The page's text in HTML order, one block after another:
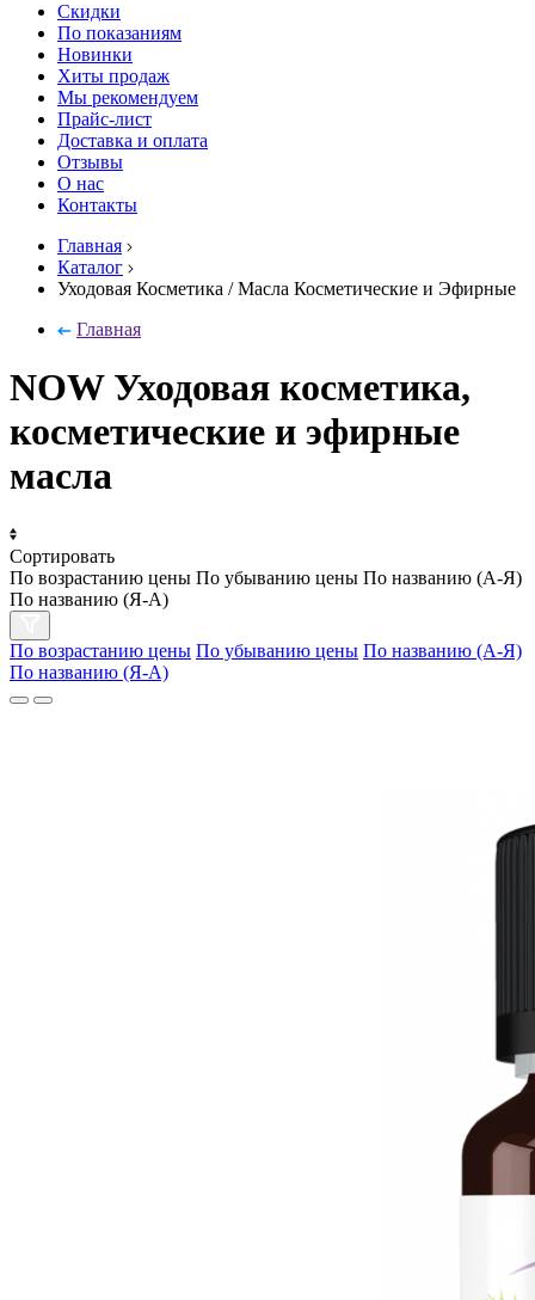
Скидки
По показаниям
Новинки
Хиты продаж
Мы рекомендуем
Прайс-лист
Доставка и оплата
Отзывы
О нас
Контакты
Главная
Каталог
Уходовая Косметика / Масла Косметические и Эфирные
Главная
NOW Уходовая косметика,
косметические и эфирные
масла
Сортировать
По возрастанию цены По убыванию цены По названию (А-Я)
По названию (Я-А)
По возрастанию цены По убыванию цены По названию (А-Я)
По названию (Я-А)